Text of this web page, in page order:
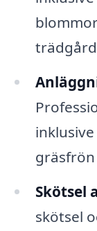
Skötsel
skötsel